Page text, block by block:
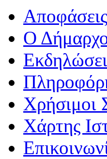
Ο
Χρήσιμοι
Χάρτης